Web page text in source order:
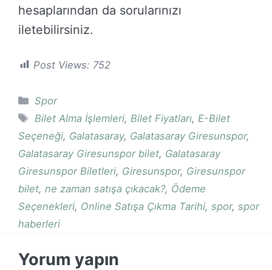
hesaplarından da sorularınızı
iletebilirsiniz.
Post Views: 752
Kategoriler
Spor
Etiketler
Bilet Alma İşlemleri, Bilet Fiyatları, E-Bilet
Seçeneği, Galatasaray, Galatasaray Giresunspor,
Galatasaray Giresunspor bilet, Galatasaray
Giresunspor Biletleri, Giresunspor, Giresunspor
bilet, ne zaman satışa çıkacak?, Ödeme
Seçenekleri, Online Satışa Çıkma Tarihi, spor, spor
haberleri
Yorum yapın